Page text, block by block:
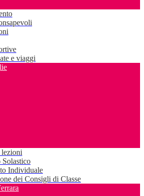
e viaggi
Solastico
Individuale
dei Consigli di Classe